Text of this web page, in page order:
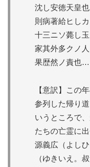
沈し安徳天皇
則病著給ヒし
十三ニソ薨し
家其外多クノ
果歴然ノ責也
【意訳】この
参列した帰り
いうところで
たちの亡霊に出
源義広（よし
（ゆきいえ。